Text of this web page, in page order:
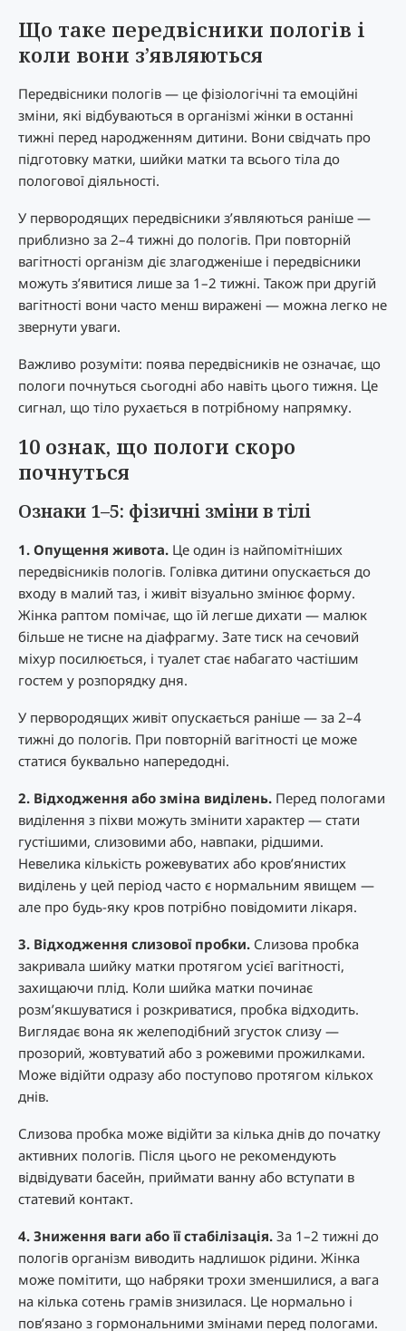
Що таке передвісники пологів і
коли вони з’являються
Передвісники пологів — це фізіологічні та емоційні
зміни, які відбуваються в організмі жінки в останні
тижні перед народженням дитини. Вони свідчать про
підготовку матки, шийки матки та всього тіла до
пологової діяльності.
У первородящих передвісники з’являються раніше —
приблизно за 2–4 тижні до пологів. При повторній
вагітності організм діє злагодженіше і передвісники
можуть з’явитися лише за 1–2 тижні. Також при другій
вагітності вони часто менш виражені — можна легко не
звернути уваги.
Важливо розуміти: поява передвісників не означає, що
пологи почнуться сьогодні або навіть цього тижня. Це
сигнал, що тіло рухається в потрібному напрямку.
10 ознак, що пологи скоро
почнуться
Ознаки 1–5: фізичні зміни в тілі
1. Опущення живота. Це один із найпомітніших
передвісників пологів. Голівка дитини опускається до
входу в малий таз, і живіт візуально змінює форму.
Жінка раптом помічає, що їй легше дихати — малюк
більше не тисне на діафрагму. Зате тиск на сечовий
міхур посилюється, і туалет стає набагато частішим
гостем у розпорядку дня.
У первородящих живіт опускається раніше — за 2–4
тижні до пологів. При повторній вагітності це може
статися буквально напередодні.
2. Відходження або зміна виділень. Перед пологами
виділення з піхви можуть змінити характер — стати
густішими, слизовими або, навпаки, рідшими.
Невелика кількість рожевуватих або кров’янистих
виділень у цей період часто є нормальним явищем —
але про будь-яку кров потрібно повідомити лікаря.
3. Відходження слизової пробки. Слизова пробка
закривала шийку матки протягом усієї вагітності,
захищаючи плід. Коли шийка матки починає
розм’якшуватися і розкриватися, пробка відходить.
Виглядає вона як желеподібний згусток слизу —
прозорий, жовтуватий або з рожевими прожилками.
Може відійти одразу або поступово протягом кількох
днів.
Слизова пробка може відійти за кілька днів до початку
активних пологів. Після цього не рекомендують
відвідувати басейн, приймати ванну або вступати в
статевий контакт.
4. Зниження ваги або її стабілізація. За 1–2 тижні до
пологів організм виводить надлишок рідини. Жінка
може помітити, що набряки трохи зменшилися, а вага
на кілька сотень грамів знизилася. Це нормально і
пов’язано з гормональними змінами перед пологами.